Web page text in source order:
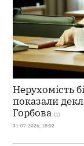
Нерухомість
показали
Горбова (1)
31-07-2026, 18:02